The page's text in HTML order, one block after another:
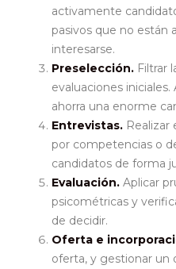
activamente
pasivos que no están
interesarse.
Preselección. Filtrar
evaluaciones
ahorra una enorme
Entrevistas. Realizar
por competencias o
candidatos de forma
Evaluación. Aplicar
psicométricas y
de decidir.
Oferta e
oferta, y gestionar un